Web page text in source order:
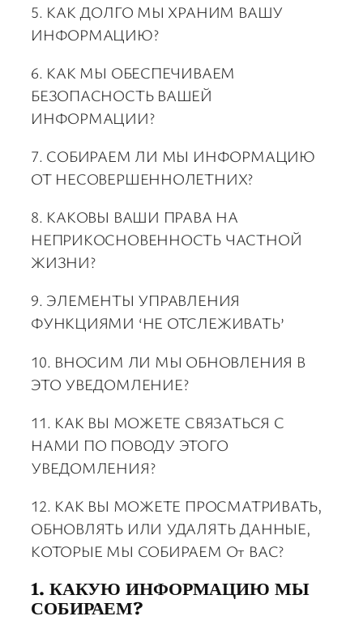
5. КАК ДОЛГО МЫ ХРАНИМ ВАШУ
ИНФОРМАЦИЮ?
6. КАК МЫ ОБЕСПЕЧИВАЕМ
БЕЗОПАСНОСТЬ ВАШЕЙ
ИНФОРМАЦИИ?
7. СОБИРАЕМ ЛИ МЫ ИНФОРМАЦИЮ
ОТ НЕСОВЕРШЕННОЛЕТНИХ?
8. КАКОВЫ ВАШИ ПРАВА НА
НЕПРИКОСНОВЕННОСТЬ ЧАСТНОЙ
ЖИЗНИ?
9. ЭЛЕМЕНТЫ УПРАВЛЕНИЯ
ФУНКЦИЯМИ ‘НЕ ОТСЛЕЖИВАТЬ’
10. ВНОСИМ ЛИ МЫ ОБНОВЛЕНИЯ В
ЭТО УВЕДОМЛЕНИЕ?
11. КАК ВЫ МОЖЕТЕ СВЯЗАТЬСЯ С
НАМИ ПО ПОВОДУ ЭТОГО
УВЕДОМЛЕНИЯ?
12. КАК ВЫ МОЖЕТЕ ПРОСМАТРИВАТЬ,
ОБНОВЛЯТЬ ИЛИ УДАЛЯТЬ ДАННЫЕ,
КОТОРЫЕ МЫ СОБИРАЕМ От ВАС?
1. КАКУЮ ИНФОРМАЦИЮ МЫ
СОБИРАЕМ?